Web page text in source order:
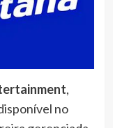
,
no